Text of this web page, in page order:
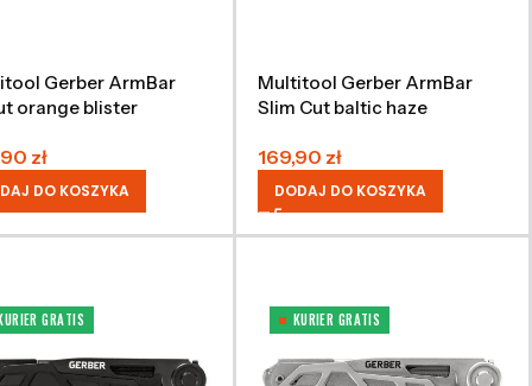
Gerber ArmBar
orange blister
zł
DO KOSZYKA
Multitool Gerber ArmBar
Slim Cut baltic haze
169,90 zł
DODAJ DO KOSZYKA
GRATIS KURIER GRATIS